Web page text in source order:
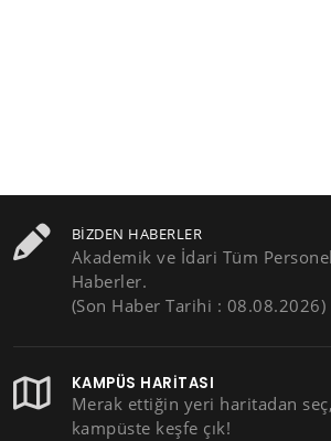
BIZDEN HABERLER
Akademik ve İdari Tüm
Haberler.
(Son Haber Tarihi : 08.08.2026)
KAMPÜS HARITASI
Merak ettiğin yeri haritadan seç,
kampüste keşfe çık!